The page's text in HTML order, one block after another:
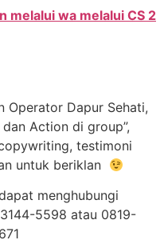
melalui wa melalui CS 2
Operator Dapur Sehati,
Action di group”,
testimoni
untuk beriklan
menghubungi
5598 atau 0819-